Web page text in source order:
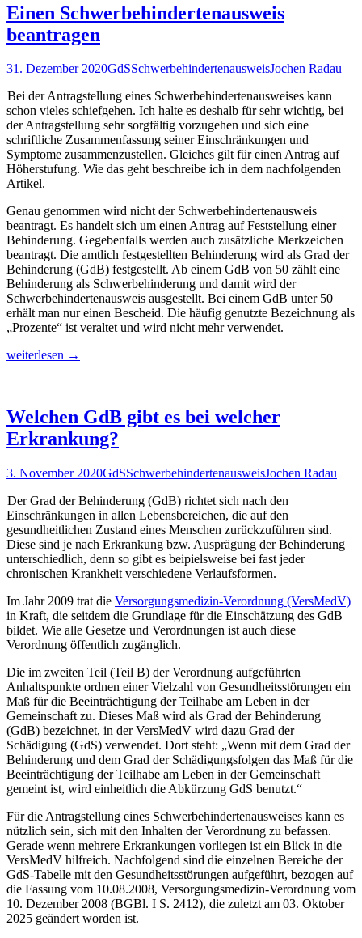
für
chronisch
Erkrankte
Einen Schwerbehindertenausweis
beantragen
31. Dezember 2020GdSSchwerbehindertenausweisJochen Radau
Bei der Antragstellung eines Schwerbehindertenausweises kann
schon vieles schiefgehen. Ich halte es deshalb für sehr wichtig, bei
der Antragstellung sehr sorgfältig vorzugehen und sich eine
schriftliche Zusammenfassung seiner Einschränkungen und
Symptome zusammenzustellen. Gleiches gilt für einen Antrag auf
Höherstufung. Wie das geht beschreibe ich in dem nachfolgenden
Artikel.
Genau genommen wird nicht der Schwerbehindertenausweis
beantragt. Es handelt sich um einen Antrag auf Feststellung einer
Behinderung. Gegebenfalls werden auch zusätzliche Merkzeichen
beantragt. Die amtlich festgestellten Behinderung wird als Grad der
Behinderung (GdB) festgestellt. Ab einem GdB von 50 zählt eine
Behinderung als Schwerbehinderung und damit wird der
Schwerbehindertenausweis ausgestellt. Bei einem GdB unter 50
erhält man nur einen Bescheid. Die häufig genutzte Bezeichnung als
„Prozente“ ist veraltet und wird nicht mehr verwendet.
Einen
weiterlesen →
Welchen GdB gibt es bei welcher
Erkrankung?
3. November 2020GdSSchwerbehindertenausweisJochen Radau
Der Grad der Behinderung (GdB) richtet sich nach den
Einschränkungen in allen Lebensbereichen, die auf den
gesundheitlichen Zustand eines Menschen zurückzuführen sind.
Diese sind je nach Erkrankung bzw. Ausprägung der Behinderung
unterschiedlich, denn so gibt es beipielsweise bei fast jeder
chronischen Krankheit verschiedene Verlaufsformen.
Im Jahr 2009 trat die Versorgungsmedizin-Verordnung (VersMedV)
in Kraft, die seitdem die Grundlage für die Einschätzung des GdB
bildet. Wie alle Gesetze und Verordnungen ist auch diese
Verordnung öffentlich zugänglich.
Die im zweiten Teil (Teil B) der Verordnung aufgeführten
Anhaltspunkte ordnen einer Vielzahl von Gesundheitsstörungen ein
Maß für die Beeinträchtigung der Teilhabe am Leben in der
Gemeinschaft zu. Dieses Maß wird als Grad der Behinderung
(GdB) bezeichnet, in der VersMedV wird dazu Grad der
Schädigung (GdS) verwendet. Dort steht: „Wenn mit dem Grad der
Behinderung und dem Grad der Schädigungsfolgen das Maß für die
Beeinträchtigung der Teilhabe am Leben in der Gemeinschaft
gemeint ist, wird einheitlich die Abkürzung GdS benutzt.“
Für die Antragstellung eines Schwerbehindertenausweises kann es
nützlich sein, sich mit den Inhalten der Verordnung zu befassen.
Gerade wenn mehrere Erkrankungen vorliegen ist ein Blick in die
VersMedV hilfreich. Nachfolgend sind die einzelnen Bereiche der
GdS-Tabelle mit den Gesundheitsstörungen aufgeführt, bezogen auf
die Fassung vom 10.08.2008, Versorgungsmedizin-Verordnung vom
10. Dezember 2008 (BGBl. I S. 2412), die zuletzt am 03. Oktober
2025 geändert worden ist.